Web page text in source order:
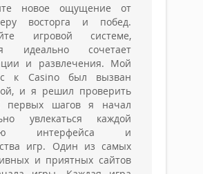
новое ощущение от
восторга и побед.
игровой системе,
идеально сочетает
и развлечения. Мой
к Casino был вызван
и я решил проверить
первых шагов я начал
увлекаться каждой
интерфейса и
игр. Один из самых
и приятных сайтов